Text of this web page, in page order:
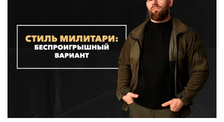
универсальная вещь кофта флисовая
тренды милитари милитари-стиль
флисовые штаны размеры мужской одежды
фирменная одежда охота
хлопковые футболки